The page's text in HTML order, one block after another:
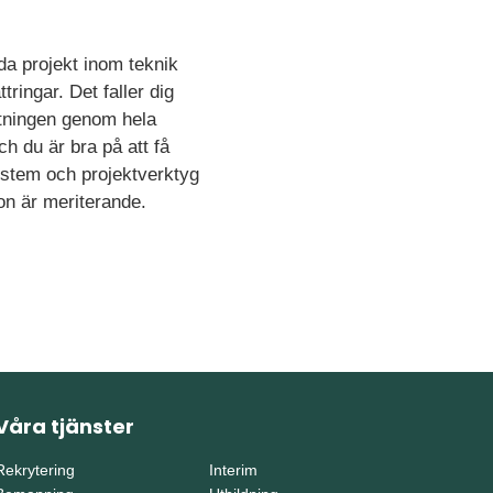
projekt inom teknik
Det faller dig
genom hela
du är bra på att få
och projektverktyg
är meriterande.
tjänster
Interim